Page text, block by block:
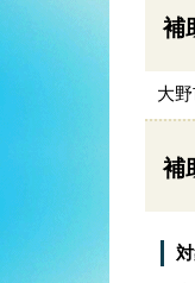
補
大
補